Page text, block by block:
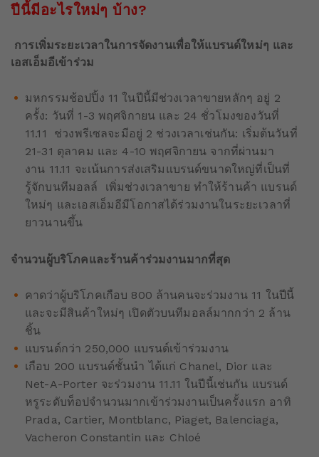
ปีนี้มีอะไรใหม่ๆ บ้าง?
การเพิ่มระยะเวลาในการจัดงานเพื่อให้แบรนด์ใหม่ๆ และ
เอสเอ็มอีเข้าร่วม
มหกรรมช้อปปิ้ง 11 ในปีนี้มีช่วงเวลาขายหลักๆ อยู่ 2
ครั้ง: วันที่ 1-3 พฤศจิกายน และ 24 ชั่วโมงของวันที่
11.11 ช่วงพรีเซลจะมีอยู่ 2 ช่วงเวลาเช่นกัน: เริ่มต้นวันที่
21-31 ตุลาคม และ 4-10 พฤศจิกายน จากที่ผ่านมา
งาน 11.11 จะเน้นการส่งเสริมแบรนด์ขนาดใหญ่ที่เป็นที่
รู้จักบนทีมอลล์ เพิ่มช่วงเวลาขาย ทำให้ร้านค้า แบรนด์
ใหม่ๆ และเอสเอ็มอีมีโอกาสได้ร่วมงานในระยะเวลาที่
ยาวนานขึ้น
จำนวนผู้บริโภคและร้านค้าร่วมงานมากที่สุด
คาดว่าผู้บริโภคเกือบ 800 ล้านคนจะร่วมงาน 11 ในปีนี้
และจะมีสินค้าใหม่ๆ เปิดตัวบนทีมอลล์มากกว่า 2 ล้าน
ชิ้น
แบรนด์กว่า 250,000 แบรนด์เข้าร่วมงาน
เกือบ 200 แบรนด์ชั้นนำ ได้แก่ Chanel, Dior และ
Net-A-Porter จะร่วมงาน 11.11 ในปีนี้เช่นกัน แบรนด์
หรูระดับท็อปจำนวนมากเข้าร่วมงานเป็นครั้งแรก อาทิ
Prada, Cartier, Montblanc, Piaget, Balenciaga,
Vacheron Constantin และ Chloé